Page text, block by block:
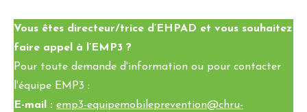
Vous êtes directeur/trice d’EHPAD et vous souhaitez
faire appel à l’EMP3 ?
Pour toute demande d'information ou pour contacter
l'équipe EMP3 :
E-mail : emp3-equipemobileprevention@chru-